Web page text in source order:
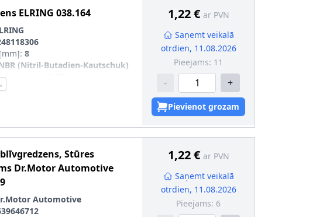
ELRING 038.164
: 8
(Nitril-Butadien-Kautschuk)
[mm]
[mm]
1,22 € ar PVN
Saņemt veikalā
otrdien, 11.08.2026
Pieejams: 11
- +
Pievienot grozam
Stūres
Dr.Motor Automotive
Automotive
1,22 € ar PVN
Saņemt veikalā
otrdien, 11.08.2026
Pieejams: 6